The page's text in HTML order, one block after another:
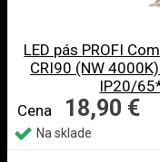
LED pás PROFI
CRI90 (NW
IP20/
Cena
18,90 €
Na sklade